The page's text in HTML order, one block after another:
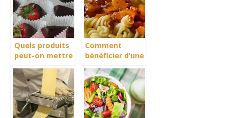
Quels produits
peut-on mettre
gourmand ?
Comment
bénéficier d’une
rapide en
cuisine?